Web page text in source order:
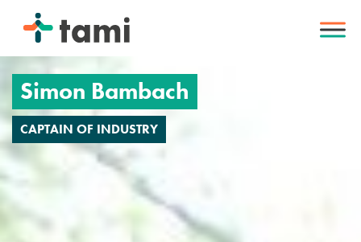
Simon Bambach
CAPTAIN OF INDUSTRY
INTERVIEW